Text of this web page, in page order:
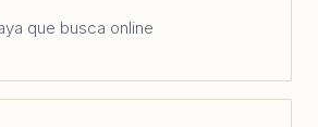
que busca online